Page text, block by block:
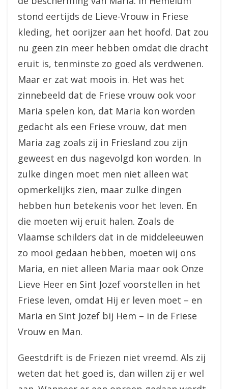
stond eertijds de Lieve-Vrouw in Friese
kleding, het oorijzer aan het hoofd. Dat zou
nu geen zin meer hebben omdat die dracht
eruit is, tenminste zo goed als verdwenen.
Maar er zat wat moois in. Het was het
zinnebeeld dat de Friese vrouw ook voor
Maria spelen kon, dat Maria kon worden
gedacht als een Friese vrouw, dat men
Maria zag zoals zij in Friesland zou zijn
geweest en dus nagevolgd kon worden. In
zulke dingen moet men niet alleen wat
opmerkelijks zien, maar zulke dingen
hebben hun betekenis voor het leven. En
die moeten wij eruit halen. Zoals de
Vlaamse schilders dat in de middeleeuwen
zo mooi gedaan hebben, moeten wij ons
Maria, en niet alleen Maria maar ook Onze
Lieve Heer en Sint Jozef voorstellen in het
Friese leven, omdat Hij er leven moet – en
Maria en Sint Jozef bij Hem – in de Friese
Vrouw en Man.
Geestdrift is de Friezen niet vreemd. Als zij
weten dat het goed is, dan willen zij er wel